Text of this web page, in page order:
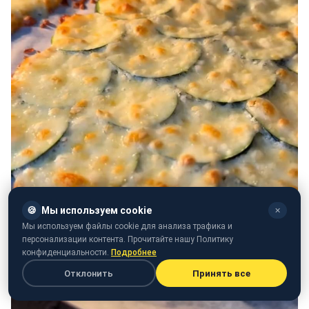
🍪 Мы используем cookie ✕
Мы используем файлы cookie для анализа трафика и
персонализации контента. Прочитайте нашу Политику
конфиденциальности. Подробнее
Отклонить Принять все